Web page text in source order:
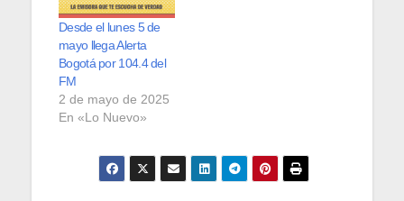
Desde el lunes 5 de
mayo llega Alerta
Bogotá por 104.4 del
FM
2 de mayo de 2025
En «Lo Nuevo»